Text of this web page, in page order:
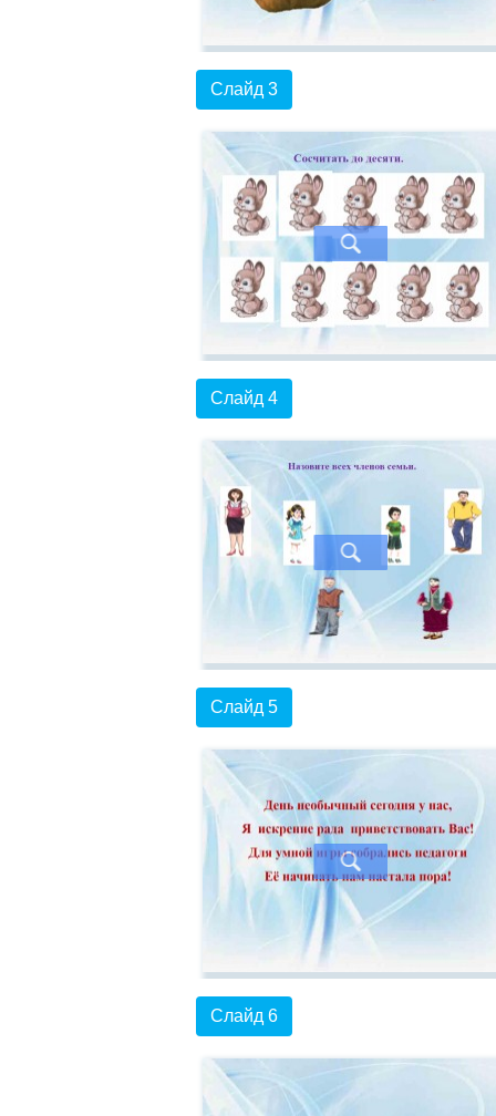
Слайд 3
Слайд 4
Слайд 5
Слайд 6